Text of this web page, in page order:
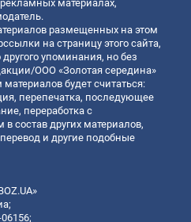
материалах,
размещенных на этом
на страницу этого сайта,
упоминания, но без
ООО «Золотая середина»
будет считаться:
перепечатка, последующее
переработка с
состав других материалов,
и другие подобные